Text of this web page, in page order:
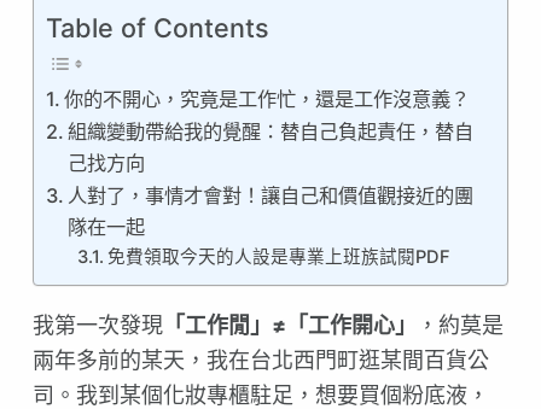
Table of Contents
你的不開心，究竟是工作忙，還是工作沒意義？
組織變動帶給我的覺醒：替自己負起責任，替自
己找方向
人對了，事情才會對！讓自己和價值觀接近的團
隊在一起
免費領取今天的人設是專業上班族試閱PDF
我第一次發現「工作閒」≠「工作開心」
，約莫是
兩年多前的某天，我在台北西門町逛某間百貨公
司。我到某個化妝專櫃駐足，想要買個粉底液，